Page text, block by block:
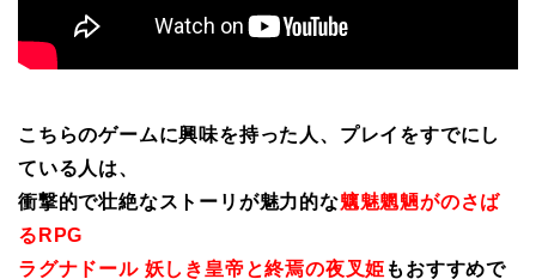
こちらのゲームに興味を持った人、プレイをすでにし
ている人は、
衝撃的で壮絶なストーリが魅力的な魑魅魍魎がのさば
るRPG
ラグナドール 妖しき皇帝と終焉の夜叉姫 もおすすめで